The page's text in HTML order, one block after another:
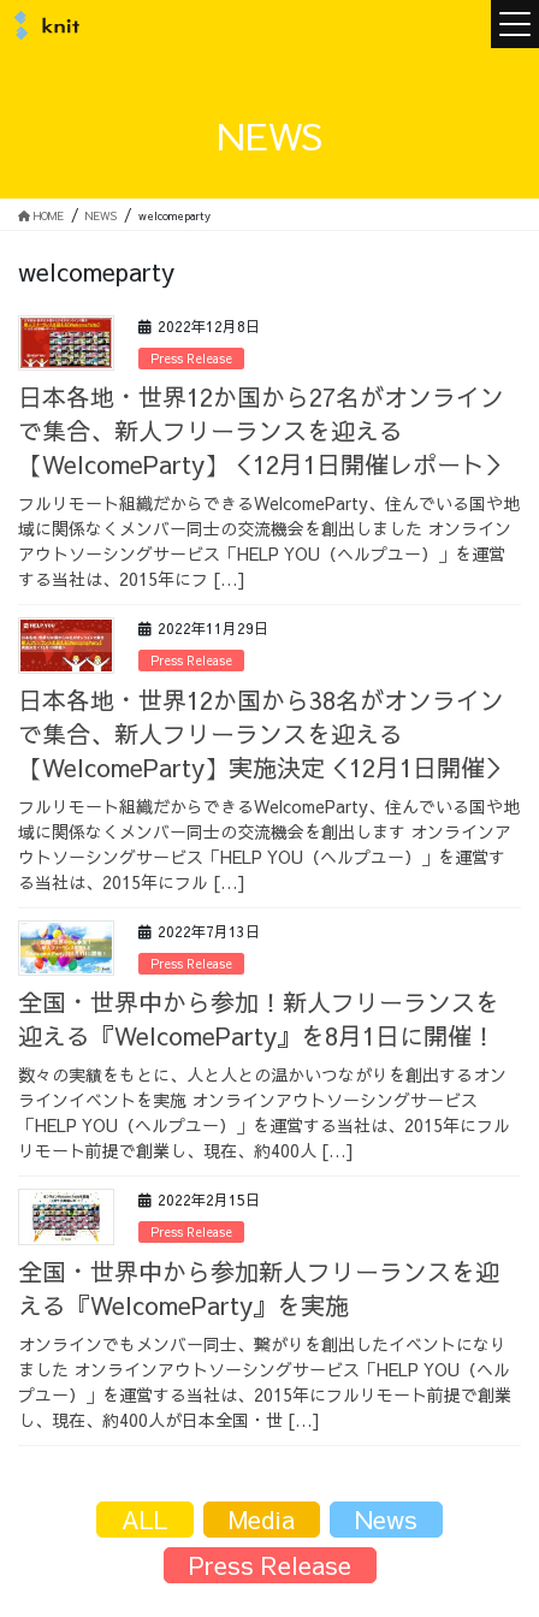
メンバー
サービス
採用情報
採用情報トップ チームインタビュー01
チームインタビュー02 チームインタビュー03
NEWS
HOME NEWS welcomeparty
welcomeparty
2022年12月8日
Press Release
日本各地・世界12か国から27名がオンライン
で集合、新人フリーランスを迎える
【WelcomeParty】＜12月1日開催レポート＞
フルリモート組織だからできるWelcomeParty、住んでいる国や地
域に関係なくメンバー同士の交流機会を創出しました オンライン
アウトソーシングサービス「HELP YOU（ヘルプユー）」を運営
する当社は、2015年にフ […]
2022年11月29日
Press Release
日本各地・世界12か国から38名がオンライン
で集合、新人フリーランスを迎える
【WelcomeParty】実施決定＜12月1日開催＞
フルリモート組織だからできるWelcomeParty、住んでいる国や地
域に関係なくメンバー同士の交流機会を創出します オンラインア
ウトソーシングサービス「HELP YOU（ヘルプユー）」を運営す
る当社は、2015年にフル […]
2022年7月13日
Press Release
全国・世界中から参加！新人フリーランスを
迎える『WelcomeParty』を8月1日に開催！
数々の実績をもとに、人と人との温かいつながりを創出するオン
ラインイベントを実施 オンラインアウトソーシングサービス
「HELP YOU（ヘルプユー）」を運営する当社は、2015年にフル
リモート前提で創業し、現在、約400人 […]
2022年2月15日
Press Release
全国・世界中から参加新人フリーランスを迎
える『WelcomeParty』を実施
オンラインでもメンバー同士、繋がりを創出したイベントになり
ました オンラインアウトソーシングサービス「HELP YOU（ヘル
プユー）」を運営する当社は、2015年にフルリモート前提で創業
し、現在、約400人が日本全国・世 […]
ALL Media
News
Press Release